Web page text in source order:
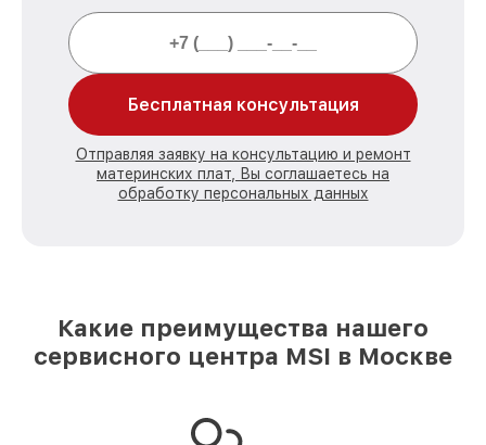
Бесплатная консультация
Отправляя заявку на консультацию и ремонт
материнских плат, Вы соглашаетесь на
обработку персональных данных
Какие преимущества нашего
сервисного центра MSI в Москве